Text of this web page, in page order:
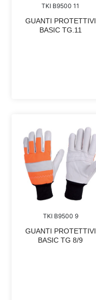
TKI B9500 11
GUANTI PROTETTIVI
BASIC TG.11
TKI B9500 9
GUANTI PROTETTIVI
BASIC TG 8/9